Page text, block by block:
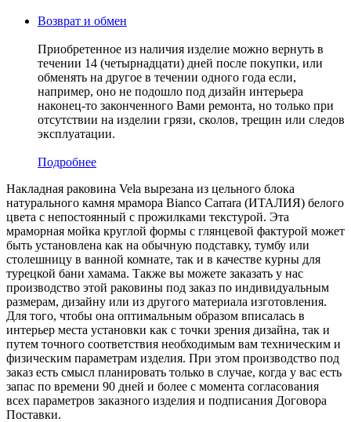
Возврат и обмен
Приобретенное из наличия изделие можно вернуть в
течении 14 (четырнадцати) дней после покупки, или
обменять на другое в течении одного года если,
например, оно не подошло под дизайн интерьера
наконец-то законченного Вами ремонта, но только при
отсутствии на изделии грязи, сколов, трещин или следов
эксплуатации.
Подробнее
Накладная раковина Vela вырезана из цельного блока
натурального камня мрамора Bianco Carrara (ИТАЛИЯ) белого
цвета c непостоянный с прожилками текстурой. Эта
мраморная мойка круглой формы с глянцевой фактурой может
быть установлена как на обычную подставку, тумбу или
столешницу в ванной комнате, так и в качестве курны для
турецкой бани хамама. Также вы можете заказать у нас
производство этой раковины под заказ по индивидуальным
размерам, дизайну или из другого материала изготовления.
Для того, чтобы она оптимальным образом вписалась в
интерьер места установки как с точки зрения дизайна, так и
путем точного соответствия необходимым вам техническим и
физическим параметрам изделия. При этом производство под
заказ есть смысл планировать только в случае, когда у вас есть
запас по времени 90 дней и более с момента согласования
всех параметров заказного изделия и подписания Договора
Поставки.